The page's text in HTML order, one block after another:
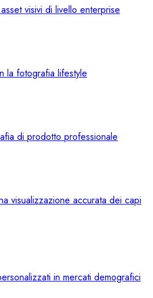
visivi di livello enterprise
la fotografia lifestyle
di prodotto professionale
visualizzazione accurata dei capi
in mercati demografici